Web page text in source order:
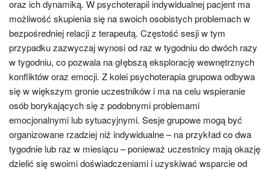
oraz ich dynamiką. W psychoterapii indywidualnej pacjent ma
możliwość skupienia się na swoich osobistych problemach w
bezpośredniej relacji z terapeutą. Częstość sesji w tym
przypadku zazwyczaj wynosi od raz w tygodniu do dwóch razy
w tygodniu, co pozwala na głębszą eksplorację wewnętrznych
konfliktów oraz emocji. Z kolei psychoterapia grupowa odbywa
się w większym gronie uczestników i ma na celu wspieranie
osób borykających się z podobnymi problemami
emocjonalnymi lub sytuacyjnymi. Sesje grupowe mogą być
organizowane rzadziej niż indywidualne – na przykład co dwa
tygodnie lub raz w miesiącu – ponieważ uczestnicy mają okazję
dzielić się swoimi doświadczeniami i uzyskiwać wsparcie od